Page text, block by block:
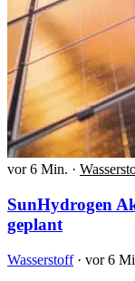
vor 6 Min. ·
SunHydrogen
geplant
Wasserstoff · vor 6